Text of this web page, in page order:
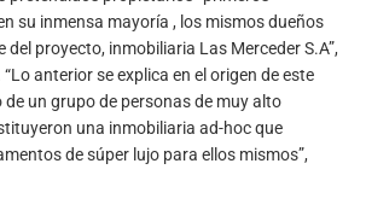
su inmensa mayoría , los mismos dueños
proyecto, inmobiliaria Las Merceder S.A”,
anterior se explica en el origen de este
de un grupo de personas de muy alto
una inmobiliaria ad-hoc que
de súper lujo para ellos mismos”,